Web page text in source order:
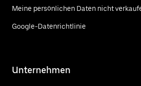
Meine persönlichen Daten nicht
Google-Datenrichtlinie
Unternehmen